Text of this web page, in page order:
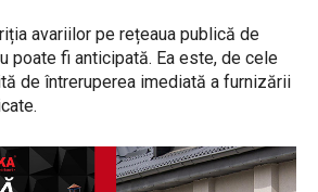
avariilor pe rețeaua publică de
poate fi anticipată. Ea este, de cele
de întreruperea imediată a furnizării